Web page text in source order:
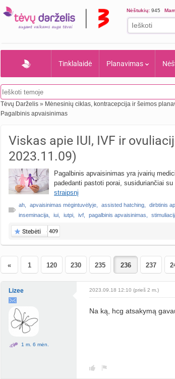
Nėštukių: 945
Tinklalaidė Planavimas
Tėvų Darželis » Mėnesinių ciklas, kontracepcija ir šeimos
Pagalbinis apvaisinimas
Viskas apie IUI, IVF ir
2023.11.09)
Pagalbinis apvaisinimas yra įvairių
padedanti pastoti porai, susiduriančiai su
straipsnį
ah apvaisinimas mėgintuvėlyje assisted hatching dirbtinis
inseminacija
iui iutpi ivf pagalbinis apvaisinimas
Stebėti 409
« 1 120 230 235 237
Lizee
1 m. 6 mėn.
2023.09.18 12:10 (prieš 2 m.)
Na ką, hcg atsakymą